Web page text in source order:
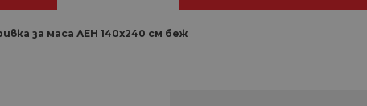
за маса ЛЕН 140х240 см беж